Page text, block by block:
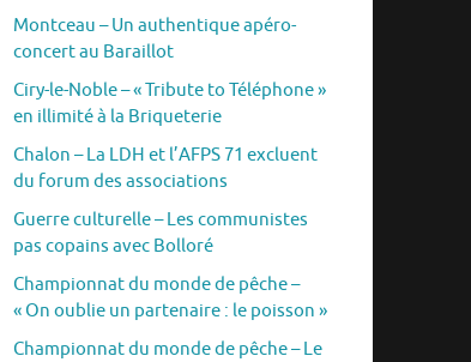
Montceau – Un authentique apéro-
concert au Baraillot
Ciry-le-Noble – « Tribute to Téléphone »
en illimité à la Briqueterie
Chalon – La LDH et l’AFPS 71 excluent
du forum des associations
Guerre culturelle – Les communistes
pas copains avec Bolloré
Championnat du monde de pêche –
« On oublie un partenaire : le poisson »
Championnat du monde de pêche – Le